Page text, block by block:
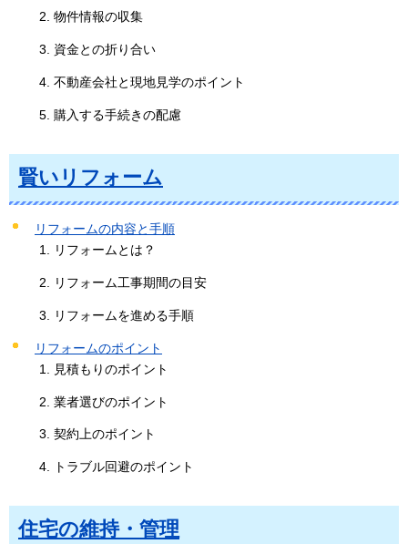
物件情報の収集
資金との折り合い
不動産会社と現地見学のポイント
購入する手続きの配慮
賢いリフォーム
リフォームの内容と手順
リフォームとは？
リフォーム工事期間の目安
リフォームを進める手順
リフォームのポイント
見積もりのポイント
業者選びのポイント
契約上のポイント
トラブル回避のポイント
住宅の維持・管理